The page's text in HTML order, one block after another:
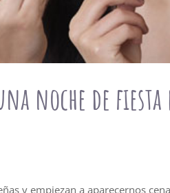
noche de
y empiezan a aparecernos